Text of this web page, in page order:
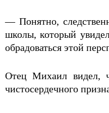
— Понятно,
школы, который
обрадоваться этой
Отец Михаил видел,
чистосердечного